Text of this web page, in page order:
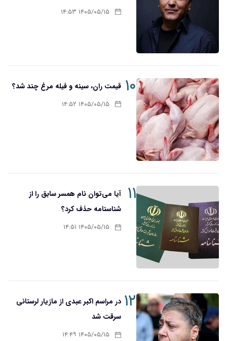
۱۴۰۵/۰۵/۱۵ ۱۴:۵۳
۱۰ قیمت ران، سینه و فیله مرغ چند شد؟
۱۴۰۵/۰۵/۱۵ ۱۴:۵۲
۱۱
آیا می‌توان نام همسر سابق را از
شناسنامه حذف کرد؟
۱۴۰۵/۰۵/۱۵ ۱۴:۵۱
۱۲ در مراسم اکبر عبدی از مازیار لرستانی
سرقت شد
۱۴۰۵/۰۵/۱۵ ۱۴:۴۹